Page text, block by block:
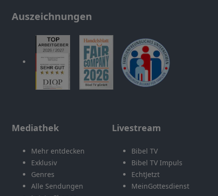
Auszeichnungen
Mediathek
Mehr entdecken
Exklusiv
Genres
Alle Sendungen
Livestream
Bibel TV
Bibel TV Impuls
EchtJetzt
MeinGottesdienst